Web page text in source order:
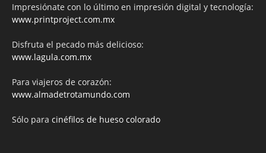
Impresiónate con lo último en impresión digital y tecnología:
www.printproject.com.mx
Disfruta el pecado más delicioso:
www.lagula.com.mx
Para viajeros de corazón:
www.almadetrotamundo.com
Sólo para cinéfilos de hueso colorado